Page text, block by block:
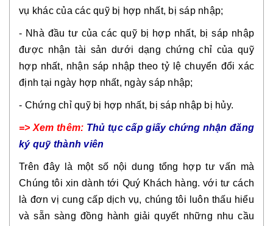
vụ khác của các quỹ bị hợp nhất, bị sáp nhập;
- Nhà đầu tư của các quỹ bị hợp nhất, bị sáp nhập
được nhận tài sản dưới dạng chứng chỉ của quỹ
hợp nhất, nhận sáp nhập theo tỷ lệ chuyển đổi xác
định tại ngày hợp nhất, ngày sáp nhập;
- Chứng chỉ quỹ bị hợp nhất, bị sáp nhập bị hủy.
=> Xem thêm: Thủ tục cấp giấy chứng nhận đăng
ký quỹ thành viên
Trên đây là một số nội dung tổng hợp tư vấn mà
Chúng tôi xin dành tới Quý Khách hàng.với tư cách
là đơn vị cung cấp dịch vụ, chúng tôi luôn thấu hiểu
và sẵn sàng đồng hành giải quyết những nhu cầu